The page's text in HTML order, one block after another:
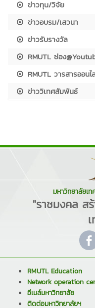
ข่าวทุน/วิจัย
ข่าวอบรม/เสวนา
ข่าวรับรางวัล
RMUTL ช่อง
RMUTL วารสารออนไ
ข่าววิเทศสัมพันธ์
มหาวิทยาลัยเ
"ราชมงคล ส
RMUTL Education
Network operation
อีเมล์มหาวิทยาลัย
ติดต่อมหาวิทยาลัยฯ